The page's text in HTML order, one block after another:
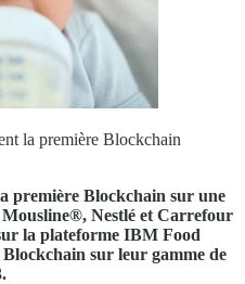
la première Blockchain
première Blockchain sur une
Nestlé et Carrefour
la plateforme IBM Food
sur leur gamme de